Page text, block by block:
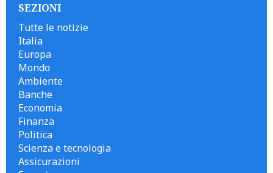
SEZIONI
Tutte le notizie
Italia
Europa
Mondo
Ambiente
Banche
Economia
Finanza
Politica
Scienza e tecnologia
Assicurazioni